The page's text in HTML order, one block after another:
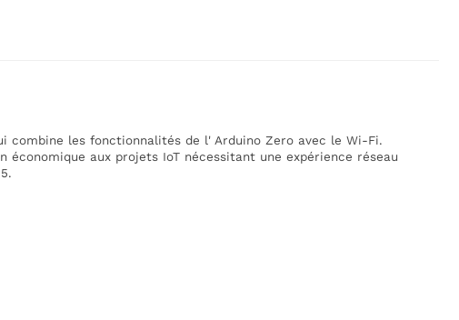
combine les fonctionnalités de l' Arduino Zero avec le Wi-Fi.
aux projets IoT nécessitant une expérience réseau